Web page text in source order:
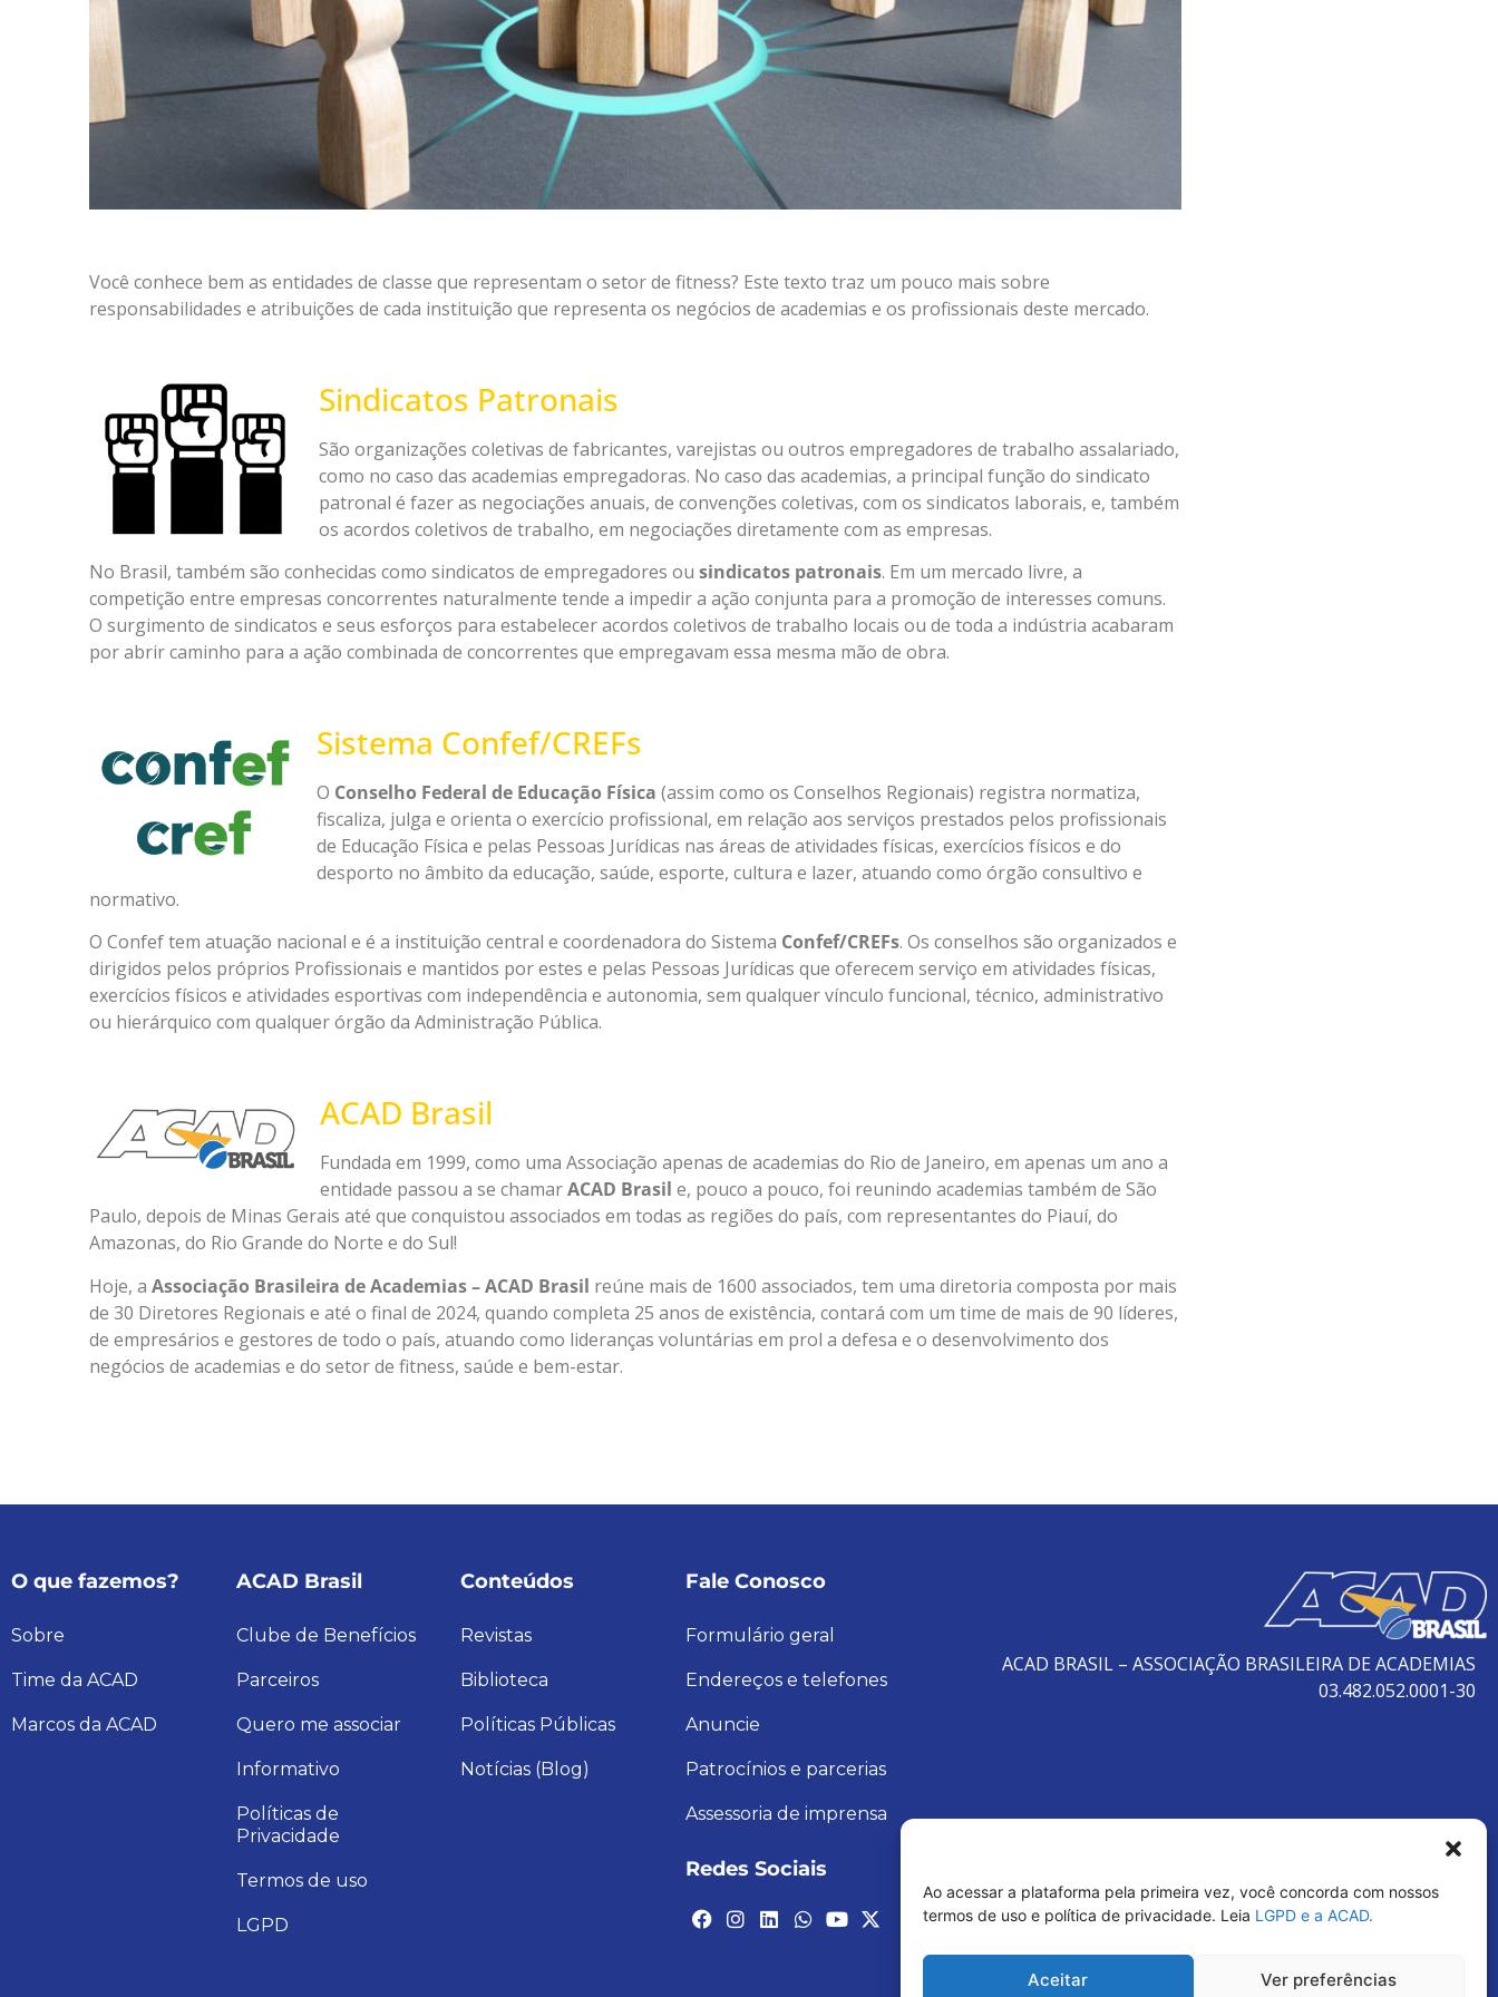
Ao acessar a plataforma pela primeira vez, você concorda com nossos
termos de uso e política de privacidade. Leia LGPD e a ACAD.
Aceitar Ver preferências
Você conhece bem as entidades de classe que representam o setor de fitness? Este texto traz um pouco mais sobre
responsabilidades e atribuições de cada instituição que representa os negócios de academias e os profissionais deste mercado.
Sindicatos Patronais
São organizações coletivas de fabricantes, varejistas ou outros empregadores de trabalho assalariado,
como no caso das academias empregadoras. No caso das academias, a principal função do sindicato
patronal é fazer as negociações anuais, de convenções coletivas, com os sindicatos laborais, e, também
os acordos coletivos de trabalho, em negociações diretamente com as empresas.
No Brasil, também são conhecidas como sindicatos de empregadores ou sindicatos patronais. Em um mercado livre, a
competição entre empresas concorrentes naturalmente tende a impedir a ação conjunta para a promoção de interesses comuns.
O surgimento de sindicatos e seus esforços para estabelecer acordos coletivos de trabalho locais ou de toda a indústria acabaram
por abrir caminho para a ação combinada de concorrentes que empregavam essa mesma mão de obra.
Sistema Confef/CREFs
O Conselho Federal de Educação Física (assim como os Conselhos Regionais) registra normatiza,
fiscaliza, julga e orienta o exercício profissional, em relação aos serviços prestados pelos profissionais
de Educação Física e pelas Pessoas Jurídicas nas áreas de atividades físicas, exercícios físicos e do
desporto no âmbito da educação, saúde, esporte, cultura e lazer, atuando como órgão consultivo e
normativo.
O Confef tem atuação nacional e é a instituição central e coordenadora do Sistema Confef/CREFs. Os conselhos são organizados e
dirigidos pelos próprios Profissionais e mantidos por estes e pelas Pessoas Jurídicas que oferecem serviço em atividades físicas,
exercícios físicos e atividades esportivas com independência e autonomia, sem qualquer vínculo funcional, técnico, administrativo
ou hierárquico com qualquer órgão da Administração Pública.
ACAD Brasil
Fundada em 1999, como uma Associação apenas de academias do Rio de Janeiro, em apenas um ano a
entidade passou a se chamarACAD Brasil e, pouco a pouco, foi reunindo academias também de São
Paulo, depois de Minas Gerais até que conquistou associados em todas as regiões do país, com representantes do Piauí, do
Amazonas, do Rio Grande do Norte e do Sul!
Hoje, a Associação Brasileira de Academias – ACAD Brasil reúne mais de 1600 associados, tem uma diretoria composta por mais
de 30 Diretores Regionais e até o final de 2024, quando completa 25 anos de existência, contará com um time de mais de 90 líderes,
de empresários e gestores de todo o país, atuando como lideranças voluntárias em prol a defesa e o desenvolvimento dos
negócios de academias e do setor de fitness, saúde e bem-estar.
O que fazemos?
Sobre
Time da ACAD
Marcos da ACAD
ACAD Brasil
Clube de Benefícios
Parceiros
Quero me associar
Informativo
Políticas de
Privacidade
Termos de uso
LGPD
Conteúdos
Revistas
Biblioteca
Políticas Públicas
Notícias (Blog)
Fale Conosco
Formulário geral
Endereços e telefones
Anuncie
Patrocínios e parcerias
Assessoria de imprensa
Redes Sociais
ACAD BRASIL – ASSOCIAÇÃO BRASILEIRA DE ACADEMIAS
03.482.052.0001-30